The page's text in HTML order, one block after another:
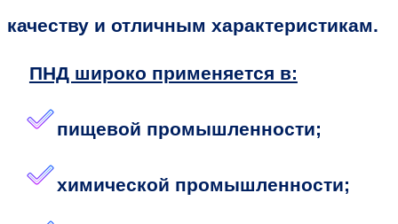
качеству и отличным характеристикам.
ПНД широко применяется в:
пищевой промышленности;
химической промышленности;